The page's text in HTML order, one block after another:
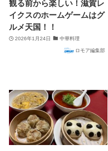
観る前から楽しい！滋賀レ
イクスのホームゲームはグ
ルメ天国！！
2026年1月24日 中華料理
ロモア編集部